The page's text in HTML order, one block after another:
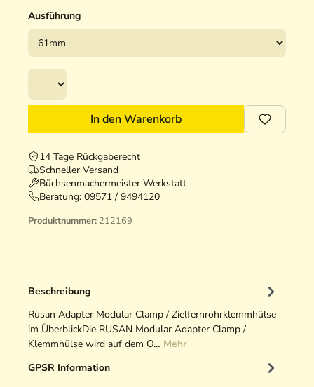
Ausführung
In den Warenkorb
14 Tage Rückgaberecht
Schneller Versand
Büchsenmachermeister Werkstatt
Beratung: 09571 / 9494120
Produktnummer: 212169
Beschreibung
Rusan Adapter Modular Clamp / Zielfernrohrklemmhülse
im ÜberblickDie RUSAN Modular Adapter Clamp /
Klemmhülse wird auf dem O… Mehr
GPSR Information